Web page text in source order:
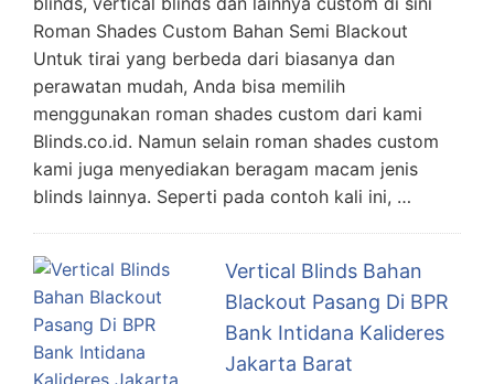
Roman Shades Custom Bahan Semi Blackout
Untuk tirai yang berbeda dari biasanya dan
perawatan mudah, Anda bisa memilih
menggunakan roman shades custom dari kami
Blinds.co.id. Namun selain roman shades custom
kami juga menyediakan beragam macam jenis
blinds lainnya. Seperti pada contoh kali ini, …
Vertical Blinds Bahan
Blackout Pasang Di BPR
Bank Intidana Kalideres
Jakarta Barat